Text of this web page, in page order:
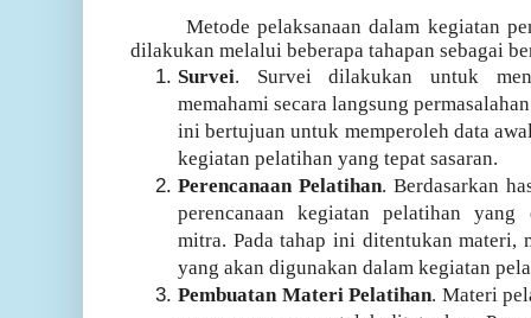
Metode pelaksanaan dalam kegiatan
dilakukan melalui beberapa tahapan sebagai
Survei. Survei dilakukan untuk
memahami secara langsung
ini bertujuan untuk memperoleh data
kegiatan pelatihan yang tepat sasaran.
Perencanaan Pelatihan. Berdasarkan
perencanaan kegiatan pelatihan yang
mitra. Pada tahap ini ditentukan materi,
yang akan digunakan dalam kegiatan
Pembuatan Materi Pelatihan. Materi